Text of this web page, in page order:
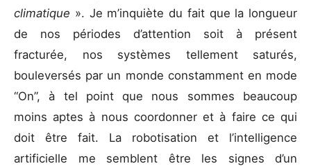
climatique ». Je m’inquiète du fait que la longueur
de nos périodes d’attention soit à présent
fracturée, nos systèmes tellement saturés,
bouleversés par un monde constamment en mode
“On”, à tel point que nous sommes beaucoup
moins aptes à nous coordonner et à faire ce qui
doit être fait. La robotisation et l’intelligence
artificielle me semblent être les signes d’un